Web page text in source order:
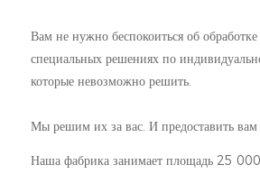
Вам не нужно беспокоиться об
специальных решениях по
которые невозможно решить.
Мы решим их за вас. И предоставить
Наша фабрика занимает площадь 25 000